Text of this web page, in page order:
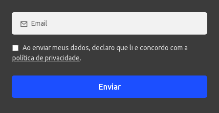
Ao enviar meus dados, declaro que li e concordo com a
política de privacidade.
Enviar